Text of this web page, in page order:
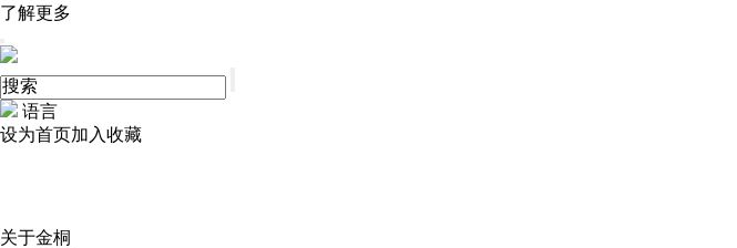
了解更多
语言
设为首页加入收藏
关于金桐